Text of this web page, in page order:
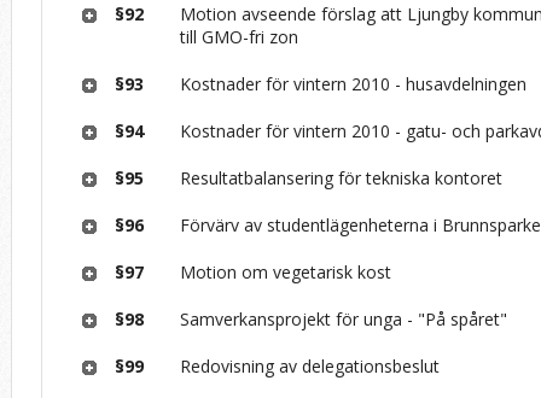
§92
Motion avseende förslag att Ljungby
till GMO-fri zon
§93 Kostnader för vintern 2010 - husavdelningen
§94 Kostnader för vintern 2010 - gatu- och
§95 Resultatbalansering för tekniska kontoret
§96 Förvärv av studentlägenheterna i
§97 Motion om vegetarisk kost
§98 Samverkansprojekt för unga - "På spåret"
§99 Redovisning av delegationsbeslut